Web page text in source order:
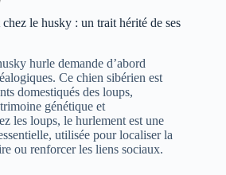
le husky : un trait hérité de ses
hurle demande d’abord
Ce chien sibérien est
domestiqués des loups,
génétique et
les loups, le hurlement est une
utilisée pour localiser la
ou renforcer les liens sociaux.